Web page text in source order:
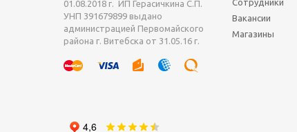
01.08.2018 г. ИП Герасичкина С.П.
УНП 391679899 выдано
администрацией Первомайского
района г. Витебска от 31.05.16 г.
Сотрудники
Вакансии
Магазины